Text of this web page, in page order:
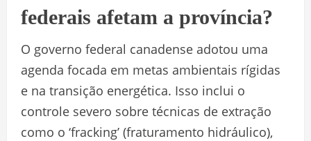
federais afetam a província?
O governo federal canadense adotou uma
agenda focada em metas ambientais rígidas
e na transição energética. Isso inclui o
controle severo sobre técnicas de extração
como o ‘fracking’ (fraturamento hidráulico),